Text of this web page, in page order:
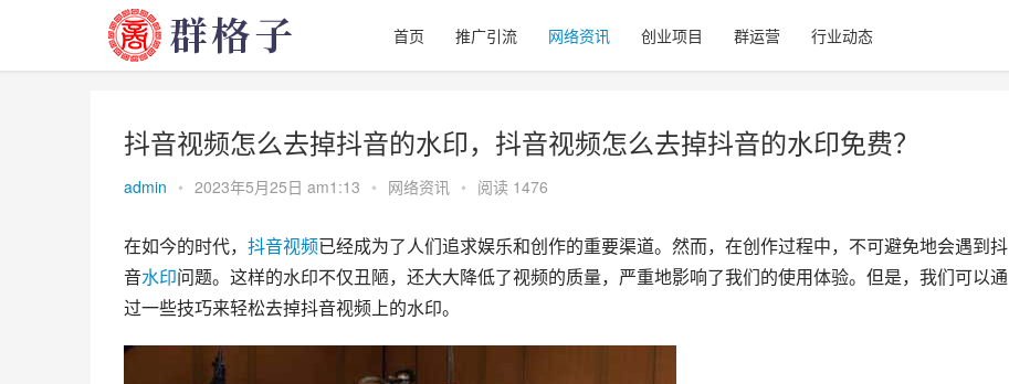
首页 推广引流 网络资讯 创业项目 群运营 行业动态
抖音视频怎么去掉抖音的水印，抖音视频怎么去掉抖音的水印免费？
admin • 2023年5月25日 am1:13 • 网络资讯 • 阅读 1476
在如今的时代， 抖音视频已经成为了人们追求娱乐和创作的重要渠道。然而，在创作过程中，不可避免地会遇到抖
音水印问题。这样的水印不仅丑陋，还大大降低了视频的质量，严重地影响了我们的使用体验。但是，我们可以通
过一些技巧来轻松去掉抖音视频上的水印。